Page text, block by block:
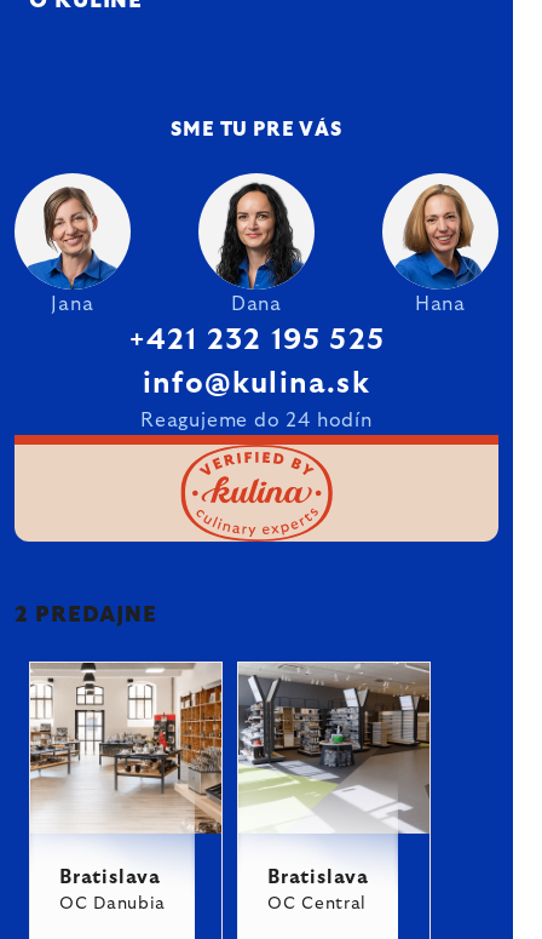
SME TU PRE VÁS
Jana Dana Hana
+421 232 195 525
info@kulina.sk
Reagujeme do 24 hodín
2 PREDAJNE
Bratislava
OC Danubia
Bratislava
OC Central